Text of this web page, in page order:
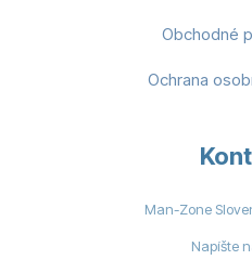
Obchodné
Ochrana
Man-Zone
Napíšte